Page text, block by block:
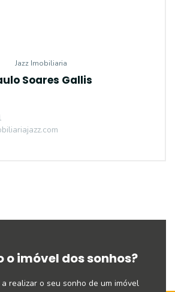
Jazz Imobiliaria
Soares Gallis
o imóvel dos sonhos?
realizar o seu sonho de um imóvel